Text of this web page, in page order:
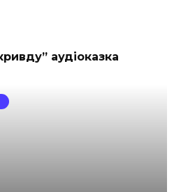
аудіоказка